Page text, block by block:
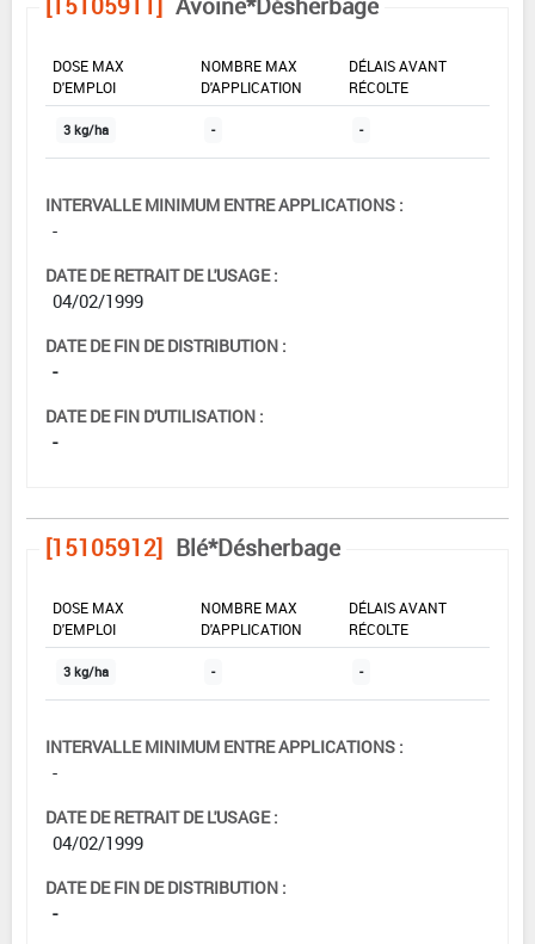
DOSE MAX
D'EMPLOI
NOMBRE MAX
D'APPLICATION
DÉLAIS AVANT
RÉCOLTE
3 kg/ha - -
INTERVALLE MINIMUM ENTRE APPLICATIONS :
-
DATE DE RETRAIT DE L'USAGE :
04/02/1999
DATE DE FIN DE DISTRIBUTION :
-
DATE DE FIN D'UTILISATION :
-
[15105912] Blé*Désherbage
DOSE MAX
D'EMPLOI
NOMBRE MAX
D'APPLICATION
DÉLAIS AVANT
RÉCOLTE
3 kg/ha - -
INTERVALLE MINIMUM ENTRE APPLICATIONS :
-
DATE DE RETRAIT DE L'USAGE :
04/02/1999
DATE DE FIN DE DISTRIBUTION :
-